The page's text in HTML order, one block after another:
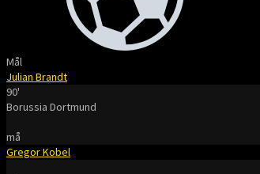
Mål
Julian Brandt
90'
Borussia Dortmund
må
Gregor Kobel